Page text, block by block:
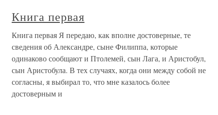
Книга первая
Книга первая Я передаю, как вполне достоверные, те
сведения об Александре, сыне Филиппа, которые
одинаково сообщают и Птолемей, сын Лага, и Аристобул,
сын Аристобула. В тех случаях, когда они между собой не
согласны, я выбирал то, что мне казалось более
достоверным и